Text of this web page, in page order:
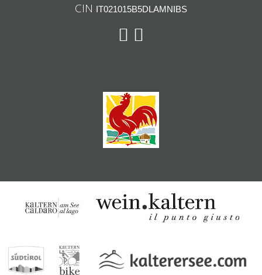
CIN
IT021015B5DLAMNIBS